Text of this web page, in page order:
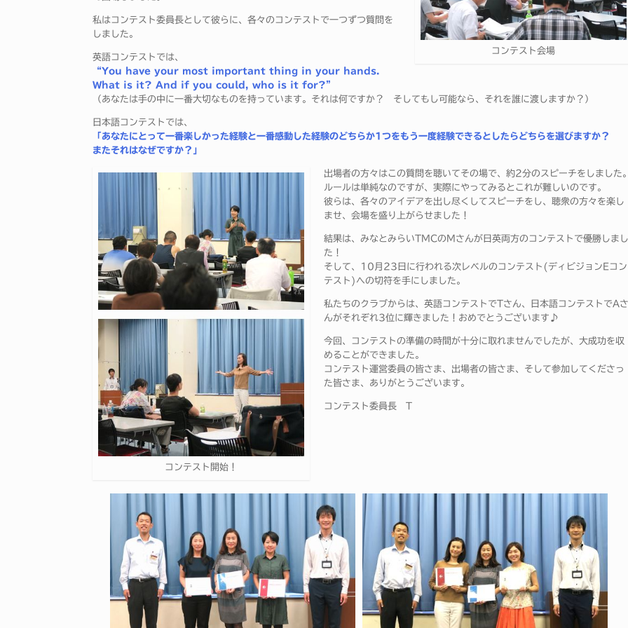
コンテスト会場
私はコンテスト委員長として彼らに、各々のコンテストで一つずつ質問を
しました。
英語コンテストでは、
“You have your most important thing in your hands.
What is it? And if you could, who is it for?”
（あなたは手の中に一番大切なものを持っています。それは何ですか？ そしてもし可能なら、それを誰に渡しますか？）
日本語コンテストでは、
「あなたにとって一番楽しかった経験と一番感動した経験のどちらか1つをもう一度経験できるとしたらどちらを選びますか？
またそれはなぜですか？」
コンテスト開始！
出場者の方々はこの質問を聴いてその場で、約2分のスピーチをしました。
ルールは単純なのですが、実際にやってみるとこれが難しいのです。
彼らは、各々のアイデアを出し尽くしてスピーチをし、聴衆の方々を楽し
ませ、会場を盛り上がらせました！
結果は、みなとみらいTMCのMさんが日英両方のコンテストで優勝しまし
た！
そして、10月23日に行われる次レベルのコンテスト(ディビジョンEコン
テスト)への切符を手にしました。
私たちのクラブからは、英語コンテストでTさん、日本語コンテストでAさ
んがそれぞれ3位に輝きました！おめでとうございます♪
今回、コンテストの準備の時間が十分に取れませんでしたが、大成功を収
めることができました。
コンテスト運営委員の皆さま、出場者の皆さま、そして参加してくださっ
た皆さま、ありがとうございます。
コンテスト委員長 T